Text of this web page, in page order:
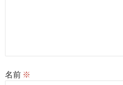
名前 ※